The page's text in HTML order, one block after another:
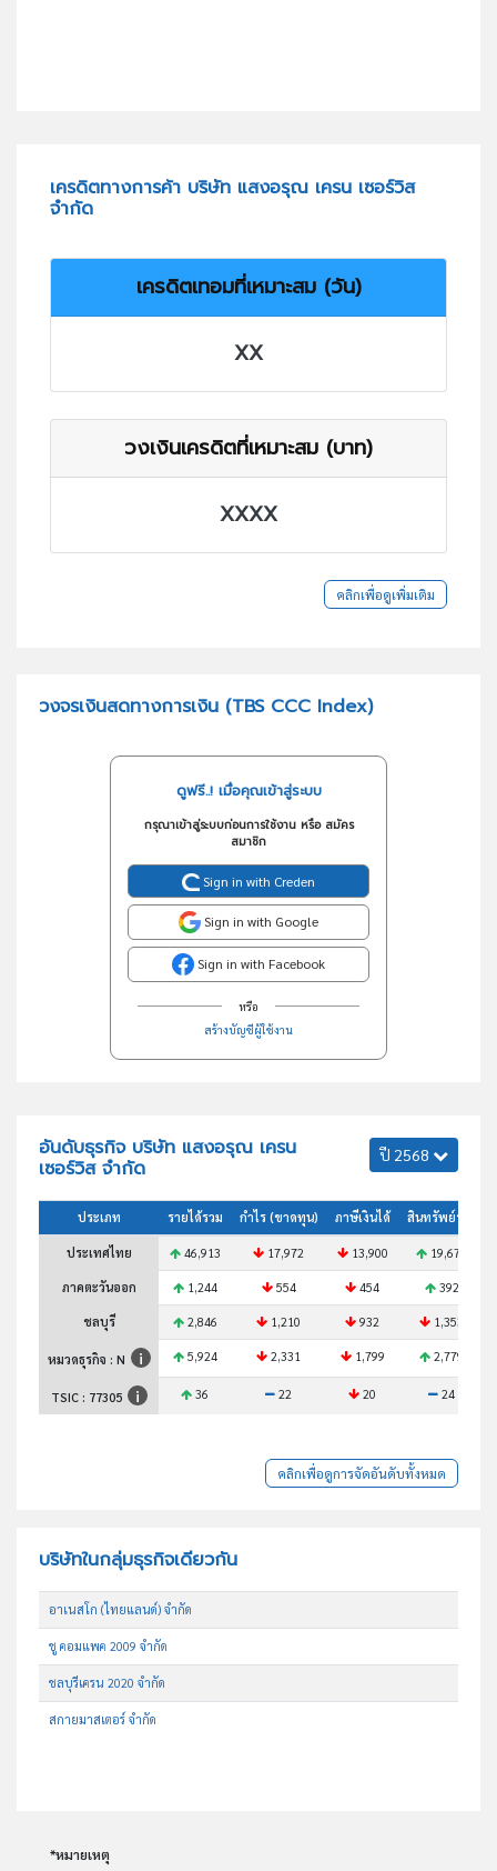
เครดิตทางการค้า บริษัท แสงอรุณ เครน เซอร์วิส
จำกัด
เครดิตเทอมที่เหมาะสม (วัน)
XX
วงเงินเครดิตที่เหมาะสม (บาท)
XXXX
คลิกเพื่อดูเพิ่มเติม
วงจรเงินสดทางการเงิน (TBS CCC Index)
ดูฟรี..! เมื่อคุณเข้าสู่ระบบ
กรุณาเข้าสู่ระบบก่อนการใช้งาน หรือ สมัคร
สมาชิก
Sign in with Creden
Sign in with Google
Sign in with Facebook
หรือ
สร้างบัญชีผู้ใช้งาน
อันดับธุรกิจ บริษัท แสงอรุณ เครน
เซอร์วิส จำกัด
ปี 2568
ประเภท รายได้รวม กำไร (ขาดทุน) ภาษีเงินได้ สินทรัพย์รวม
ประเทศไทย 46,913 17,972 13,900 19,672
ภาคตะวันออก 1,244 554 454 392
ชลบุรี 2,846 1,210 932 1,353
หมวดธุรกิจ : N 5,924 2,331 1,799 2,779
TSIC : 77305 36 22 20 24
คลิกเพื่อดูการจัดอันดับทั้งหมด
บริษัทในกลุ่มธุรกิจเดียวกัน
อาเนสโก (ไทยแลนด์) จำกัด
ชู คอมแพค 2009 จำกัด
ชลบุรีเครน 2020 จำกัด
สกายมาสเตอร์ จำกัด
*หมายเหตุ